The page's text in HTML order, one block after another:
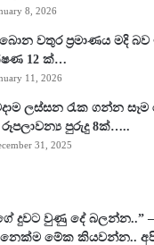
8, 2026
වතුර ප්‍රමාණය මදි
12 ක්…
11, 2026
ලස්සන රැක ගන්න සෑම
පුරුදු 8ක්…..
31, 2025
දුවට වුණු දේ බලන්න..” –
මේක කියවන්න..